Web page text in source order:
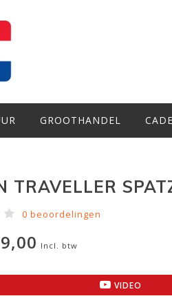
GROOTHANDEL
TRAVELLER
0 beoordelingen
Incl. btw
VIDEO